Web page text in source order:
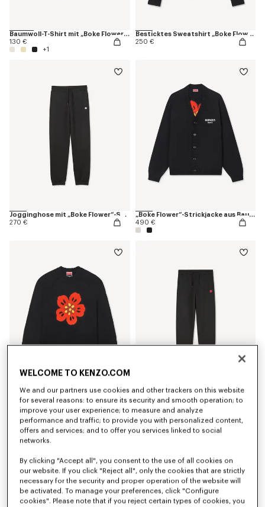
Baumwoll-T-Shirt mit „Boke Flower“-Stickerei
130 €
+1
Besticktes Sweatshirt „Boke Flower“ aus Baumwolle
250 €
Jogginghose mit „Boke Flower“-Stickerei aus Baumwolle
270 €
„Boke Flower“-Strickjacke aus Baumwolle und Wolle
490 €
450 €
270 €
WELCOME TO KENZO.COM
We and our partners use cookies and other trackers on this website
for several reasons: to ensure its security and smooth operation; to
improve your user experience; to measure and analyze
performance and traffic; to provide you with personalized content,
offers and services; and to offer you services linked to social
networks.
By clicking "Accept all", you consent to the use of all cookies on
our website. If you click "Reject all", only the cookies that are strictly
necessary for the security and proper operation of the website will
be activated. To manage your preferences, click "Configure
cookies". Please note that if you reject certain types of cookies, you